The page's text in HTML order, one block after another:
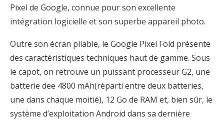
Pixel de Google, connue pour son excellente
intégration logicielle et son superbe appareil photo.
Outre son écran pliable, le Google Pixel Fold présente
des caractéristiques techniques haut de gamme. Sous
le capot, on retrouve un puissant processeur G2, une
batterie dee 4800 mAh(réparti entre deux batteries,
une dans chaque moitié), 12 Go de RAM et, bien sûr, le
système d’exploitation Android dans sa dernière